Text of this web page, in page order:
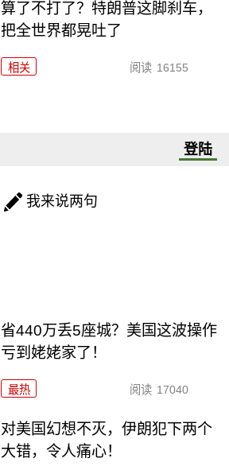
算了不打了？特朗普这脚刹车，
把全世界都晃吐了
相关 阅读 16155
登陆
我来说两句
省440万丢5座城？美国这波操作
亏到姥姥家了！
最热 阅读 17040
对美国幻想不灭，伊朗犯下两个
大错，令人痛心！